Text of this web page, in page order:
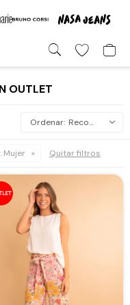
OUTLET
Recomendados
Mujer Quitar filtros